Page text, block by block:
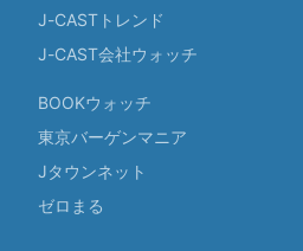
J-CASTトレンド
J-CAST会社ウォッチ
BOOKウォッチ
東京バーゲンマニア
Jタウンネット
ゼロまる